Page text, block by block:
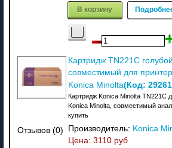
В корзину
Отзывов (0)
Картридж TN221C
совместимый для
Konica Minolta(Код: 29261
Картридж Konica Minolta TN221C
Konica Minolta, совместимый
купить
Производитель: Konica
Цена: 3110 руб